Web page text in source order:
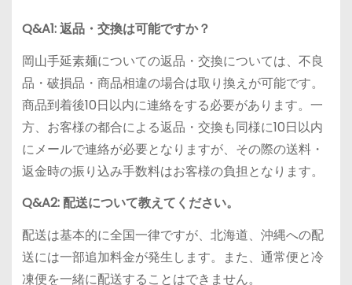
Q&A1: 返品・交換は可能ですか？
岡山手延素麺についての返品・交換については、不良
品・破損品・商品相違の場合は取り換えが可能です。
商品到着後10日以内に連絡をする必要があります。一
方、お客様の都合による返品・交換も同様に10日以内
にメールで連絡が必要となりますが、その際の送料・
返金時の振り込み手数料はお客様の負担となります。
Q&A2: 配送について教えてください。
配送は基本的に全国一律ですが、北海道、沖縄への配
送には一部追加料金が発生します。また、通常便と冷
凍便を一緒に配送することはできません。